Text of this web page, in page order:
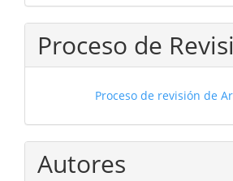
Proceso de
Proceso de revisión de
Autores